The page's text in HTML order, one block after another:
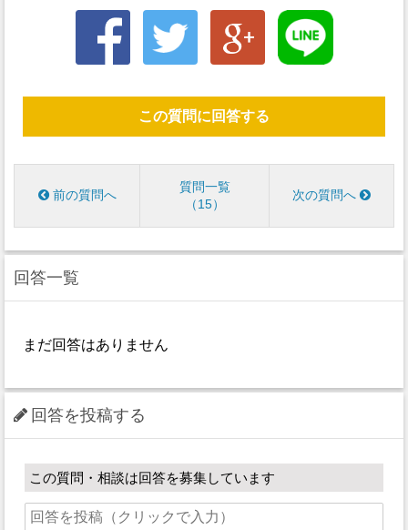
この質問に回答する
前の質問へ
質問一覧
15
次の質問へ
回答一覧
まだ回答はありません
回答を投稿する
この質問・相談は回答を募集しています